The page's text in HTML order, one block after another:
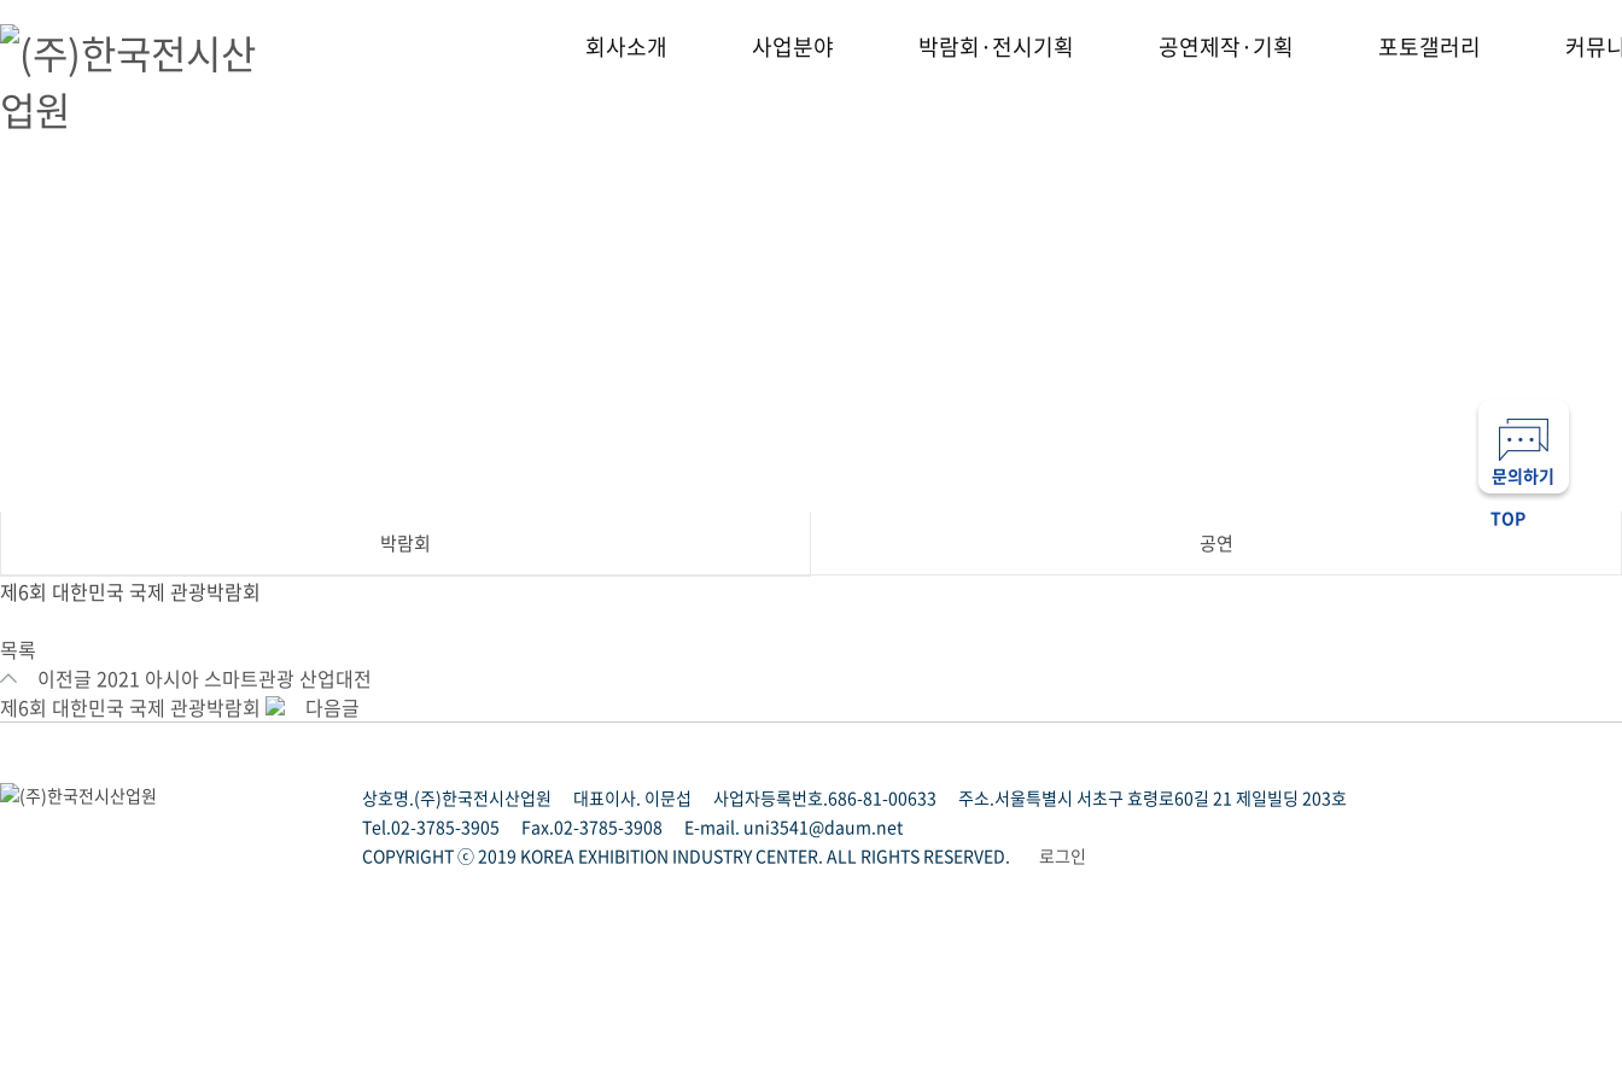
(주)한국전시산업원
(주)한국전시산업원, 박람회, 전시, 해외박람회 대행, 공연기획, 문화예술
문의하기
TOP
회사소개 사업분야 박람회·전시기획 공연제작·기획 포토갤러리 커뮤
박람회 공연
제6회 대한민국 국제 관광박람회
목록
이전글 2021 아시아 스마트관광 산업대전
제6회 대한민국 국제 관광박람회
다음글
상호명.(주)한국전시산업원 대표이사. 이문섭 사업자등록번호.686-81-00633
주소.서울특별시 서초구 효령로60길 21 제일빌딩 203호
Tel.02-3785-3905
Fax.02-3785-3908
E-mail. uni3541@daum.net
COPYRIGHT ⓒ 2019 KOREA EXHIBITION INDUSTRY CENTER. ALL RIGHTS RESERVED.
로그인